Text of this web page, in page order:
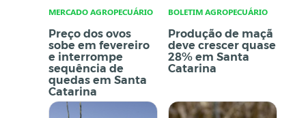
MERCADO AGROPECUÁRIO
Preço dos ovos
sobe em fevereiro
e interrompe
sequência de
quedas em Santa
Catarina
BOLETIM AGROPECUÁRIO
Produção de maçã
deve crescer quase
28% em Santa
Catarina